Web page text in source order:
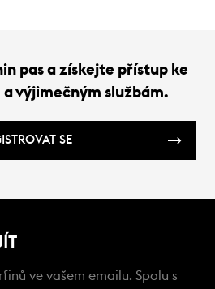
pas a získejte přístup ke
výjimečným službám.
SE
ve vašem emailu. Spolu s